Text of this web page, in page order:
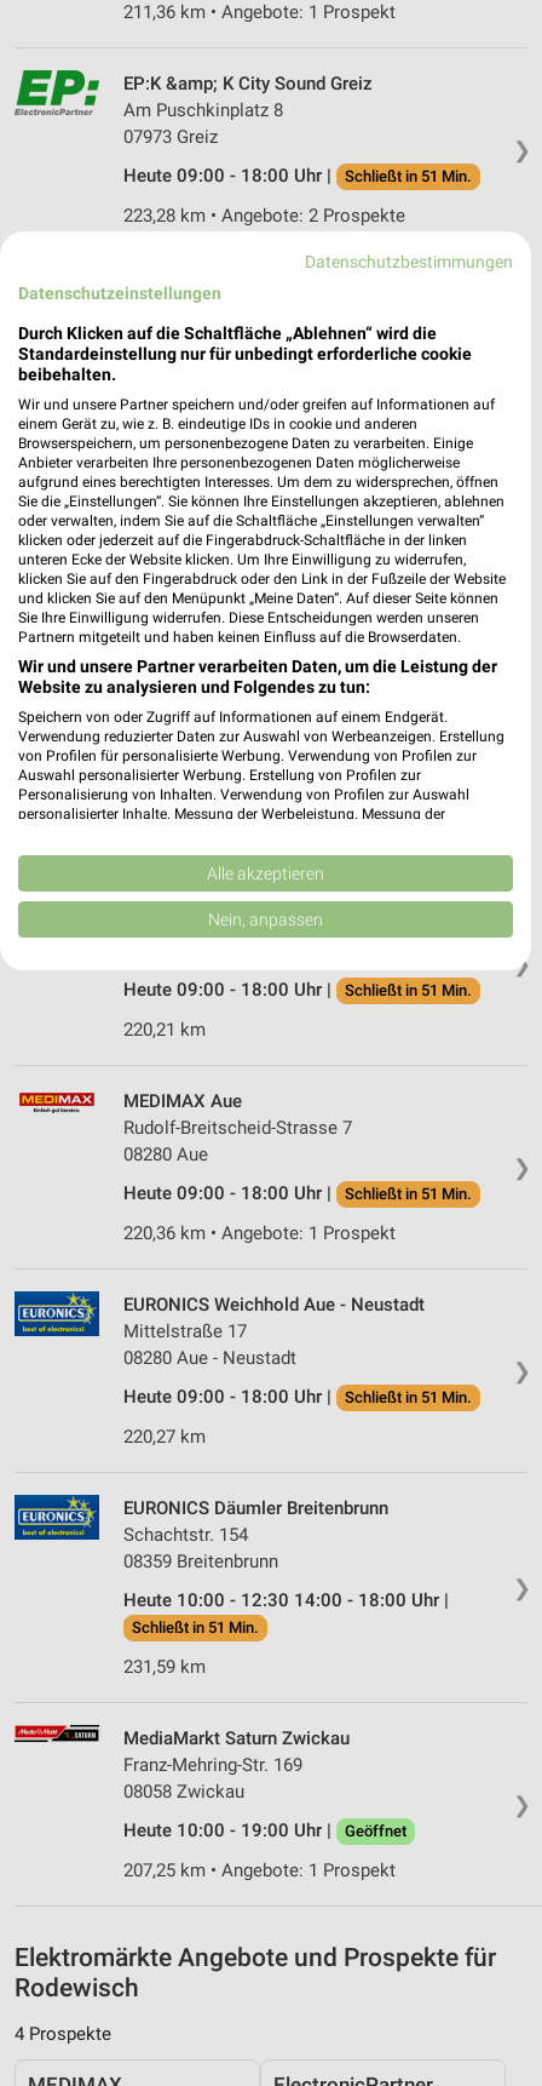
211,36 km • Angebote: 1 Prospekt
❯
EP:K &amp; K City Sound Greiz
Am Puschkinplatz 8
07973 Greiz
Heute 09:00 - 18:00 Uhr |
Schließt in 51 Min.
223,28 km • Angebote: 2 Prospekte
EURONICS Bauer
08280 Aue
220,97 km
EP:Mediavision Plauen-Kauschwitz
Alte Jößnitzer Straße 30
08525 Plauen-Kauschwitz
Heute 10:00 - 20:00 Uhr | Geöffnet
238,59 km • Angebote: 2 Prospekte
EP:ZEZ Elektr.Zentrum Zwickau
Bahnhofstraße 44
08056 Zwickau
Heute 09:00 - 18:00 Uhr | Schließt in 51 Min.
❯
EURONICS Weichhold Aue
Bahnhofstraße 20
Heute 09:00 - 18:00 Uhr |
Schließt in 51 Min.
220,21 km
❯
MEDIMAX Aue
Rudolf-Breitscheid-Strasse 7
08280 Aue
Heute 09:00 - 18:00 Uhr |
Schließt in 51 Min.
220,36 km • Angebote: 1 Prospekt
❯
EURONICS Weichhold Aue - Neustadt
Mittelstraße 17
08280 Aue - Neustadt
Heute 09:00 - 18:00 Uhr |
Schließt in 51 Min.
220,27 km
❯
EURONICS Däumler Breitenbrunn
Schachtstr. 154
08359 Breitenbrunn
Heute 10:00 - 12:30 14:00 - 18:00 Uhr |
Schließt in 51 Min.
231,59 km
❯
MediaMarkt Saturn Zwickau
Franz-Mehring-Str. 169
08058 Zwickau
Heute 10:00 - 19:00 Uhr |
Geöffnet
207,25 km • Angebote: 1 Prospekt
Elektromärkte Angebote und Prospekte für
Rodewisch
4 Prospekte
Datenschutzbestimmungen
Datenschutzeinstellungen
Durch Klicken auf die Schaltfläche „Ablehnen“ wird die
Standardeinstellung nur für unbedingt erforderliche cookie
beibehalten.
Wir und unsere Partner speichern und/oder greifen auf Informationen auf
einem Gerät zu, wie z. B. eindeutige IDs in cookie und anderen
Browserspeichern, um personenbezogene Daten zu verarbeiten. Einige
Anbieter verarbeiten Ihre personenbezogenen Daten möglicherweise
aufgrund eines berechtigten Interesses. Um dem zu widersprechen, öffnen
Sie die „Einstellungen“. Sie können Ihre Einstellungen akzeptieren, ablehnen
oder verwalten, indem Sie auf die Schaltfläche „Einstellungen verwalten“
klicken oder jederzeit auf die Fingerabdruck-Schaltfläche in der linken
unteren Ecke der Website klicken. Um Ihre Einwilligung zu widerrufen,
klicken Sie auf den Fingerabdruck oder den Link in der Fußzeile der Website
und klicken Sie auf den Menüpunkt „Meine Daten“. Auf dieser Seite können
Sie Ihre Einwilligung widerrufen. Diese Entscheidungen werden unseren
Partnern mitgeteilt und haben keinen Einfluss auf die Browserdaten.
Wir und unsere Partner verarbeiten Daten, um die Leistung der
Website zu analysieren und Folgendes zu tun:
Speichern von oder Zugriff auf Informationen auf einem Endgerät.
Verwendung reduzierter Daten zur Auswahl von Werbeanzeigen. Erstellung
von Profilen für personalisierte Werbung. Verwendung von Profilen zur
Auswahl personalisierter Werbung. Erstellung von Profilen zur
Personalisierung von Inhalten. Verwendung von Profilen zur Auswahl
personalisierter Inhalte. Messung der Werbeleistung. Messung der
Kombinationen von Daten aus verschiedenen Quellen. Entwicklung und
Verbesserung der Angebote. Verwendung reduzierter Daten zur Auswahl
von Inhalten.
Daten können außerhalb der Europäischen Union weitergegeben und in die
Website/App.
Wir nutzen Ihre Daten für folgende Zwecke:
Speichern von oder Zugriff auf Informationen
auf einem Endgerät
Werbeanzeigen
Erstellung von Profilen für personalisierte
Verwendung von Profilen zur Auswahl
personalisierter Werbung
Erstellung von Profilen zur Personalisierung
von Inhalten
Messung der Werbeleistung
Analyse von Zielgruppen durch Statistiken oder
Kombinationen von Daten aus verschiedenen
Verwendung reduzierter Daten zur Auswahl von
IAB-Besonderheiten:
Verwendung genauer Standortdaten
Nicht-IAB-Verarbeitungszwecke:
Alle akzeptieren
Nein, anpassen